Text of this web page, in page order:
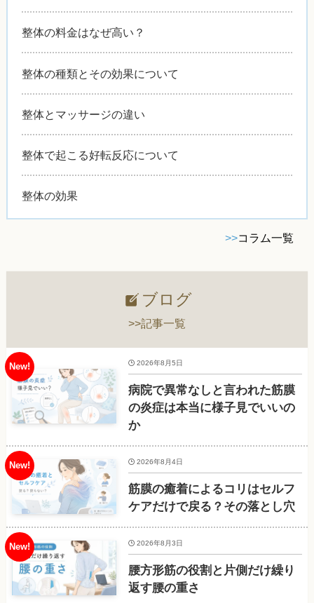
整体の料金はなぜ高い？
整体の種類とその効果について
整体とマッサージの違い
整体で起こる好転反応について
整体の効果
>>コラム一覧
ブログ
>>記事一覧
病院で異常なしと言われた筋膜
の炎症は本当に様子見でいいの
か
2026年8月5日
筋膜の癒着によるコリはセルフ
ケアだけで戻る？その落とし穴
2026年8月4日
腰方形筋の役割と片側だけ繰り
返す腰の重さ
2026年8月3日